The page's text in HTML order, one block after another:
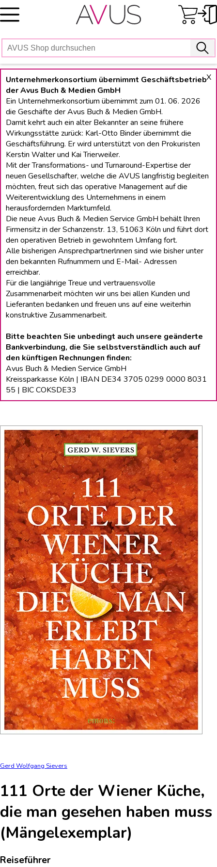
Skip
to
X
Unternehmerkonsortium übernimmt Geschäftsbetrieb
der Avus Buch & Medien GmbH
Ein Unternehmerkonsortium übernimmt zum 01. 06. 2026
die Geschäfte der Avus Buch & Medien GmbH.
Damit kehrt auch ein alter Bekannter an seine frühere
Wirkungsstätte zurück: Karl-Otto Binder übernimmt die
Geschäftsführung. Er wird unterstützt von den Prokuristen
Kerstin Walter und Kai Trierweiler.
Mit der Transformations- und Turnaround-Expertise der
neuen Gesellschafter, welche die AVUS langfristig begleiten
möchten, freut sich das operative Management auf die
Weiterentwicklung des Unternehmens in einem
herausfordernden Marktumfeld.
Die neue Avus Buch & Medien Service GmbH behält lhren
Firmensitz in der Schanzenstr. 13, 51063 Köln und führt dort
den operativen Betrieb in gewohntem Umfang fort.
Alle bisherigen Ansprechpartnerlnnen sind wie bisher unter
den bekannten Rufnummern und E-Mail- Adressen
erreichbar.
Für die langiährige Treue und vertrauensvolle
Zusammenarbeit möchten wir uns bei allen Kunden und
Lieferanten bedanken und freuen uns auf eine weiterhin
konstruktive Zusammenarbeit.
Bitte beachten Sie unbedingt auch unsere geänderte
Bankverbindung, die Sie selbstverständlich auch auf
den künftigen Rechnungen finden:
Avus Buch & Medien Service GmbH
Kreissparkasse Köln | IBAN DE34 3705 0299 0000 8031
55 | BIC COKSDE33
Gerd Wolfgang Sievers
111 Orte der Wiener Küche,
die man gesehen haben muss
(Mängelexemplar)
Reiseführer